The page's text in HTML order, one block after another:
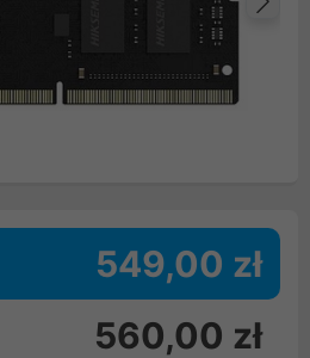
549,00 zł
560,00 zł